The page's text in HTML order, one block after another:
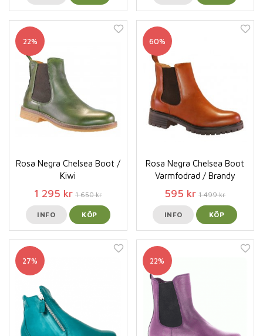
22%
Rosa Negra Chelsea Boot /
Kiwi
1 295 kr 1 650 kr
INFO KÖP
60%
Rosa Negra Chelsea Boot
Varmfodrad / Brandy
595 kr 1 499 kr
INFO KÖP
27% 22%